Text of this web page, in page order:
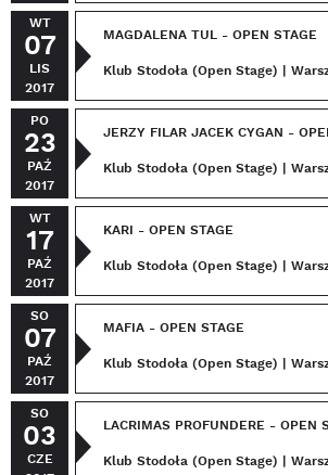
WT
07
LIS
2017
MAGDALENA TUL - OPEN STAGE
Klub Stodoła (Open Stage) |
PO
23
PAŹ
2017
JERZY FILAR JACEK CYGAN -
Klub Stodoła (Open Stage) |
WT
17
PAŹ
2017
KARI - OPEN STAGE
Klub Stodoła (Open Stage) |
SO
07
PAŹ
2017
MAFIA - OPEN STAGE
Klub Stodoła (Open Stage) |
SO
03
CZE
LACRIMAS PROFUNDERE - OPEN
Klub Stodoła (Open Stage) |